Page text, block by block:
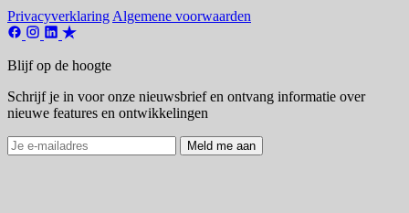
Privacyverklaring Algemene voorwaarden
Blijf op de hoogte
Schrijf je in voor onze nieuwsbrief en ontvang informatie over
nieuwe features en ontwikkelingen
Meld me aan